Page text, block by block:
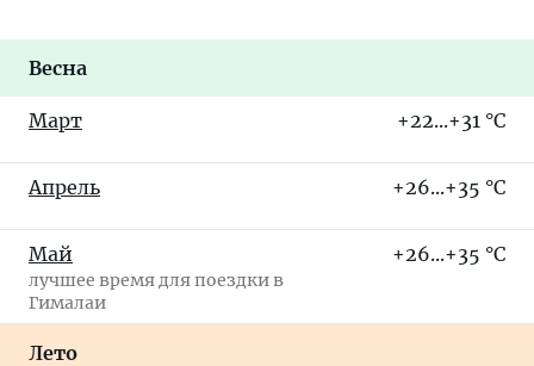
Весна
Март +22...+31 °C
Апрель +26...+35 °C
Май
лучшее время для поездки в
Гималаи
+26...+35 °C
Лето